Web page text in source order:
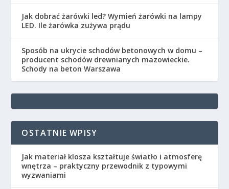
Jak dobrać żarówki led? Wymień żarówki na lampy
LED. Ile żarówka zużywa prądu
Sposób na ukrycie schodów betonowych w domu –
producent schodów drewnianych mazowieckie.
Schody na beton Warszawa
OSTATNIE WPISY
Jak materiał klosza kształtuje światło i atmosferę
wnętrza – praktyczny przewodnik z typowymi
wyzwaniami